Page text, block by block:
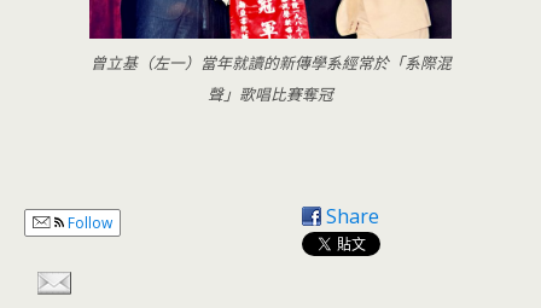
曾立基（左一）當年就讀的新傳學系經常於「系際混
聲」歌唱比賽奪冠
Follow Share